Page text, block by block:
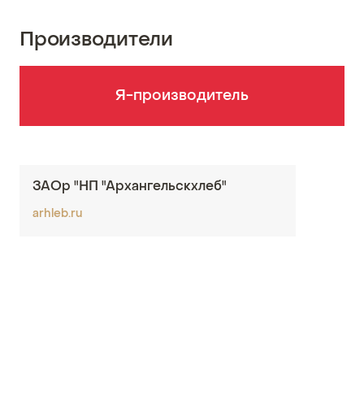
Производители
Я-производитель
ЗАОр "НП "Архангельскхлеб"
arhleb.ru